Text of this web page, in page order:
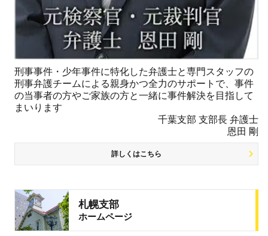
刑事事件・少年事件に特化した弁護士と専門スタッフの
刑事弁護チームによる親身かつ全力のサポートで、事件
の当事者の方やご家族の方と一緒に事件解決を目指して
まいります
千葉支部 支部長 弁護士
恩田 剛
詳しくはこちら
札幌支部
ホームページ